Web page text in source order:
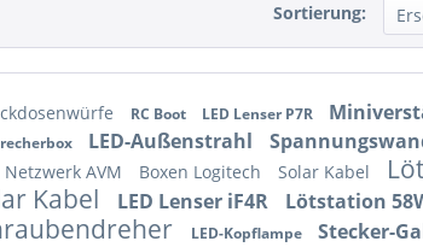
Sortierung:
RC Boot LED Lenser P7R
LED-Außenstrahl
Netzwerk AVM Boxen Logitech Solar Kabel
Kabel LED Lenser iF4R Lötstation
LED-Kopflampe Stecker-